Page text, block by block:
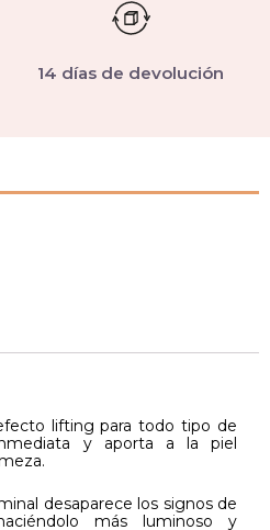
14 días de devolución
lifting para todo tipo de
y aporta a la piel
desaparece los signos de
más luminoso y